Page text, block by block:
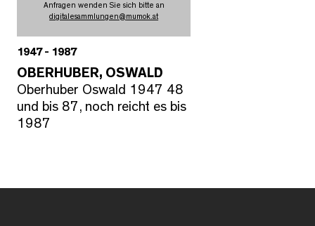
Anfragen wenden Sie sich bitte an
digitalesammlungen@mumok.at
1947 - 1987
OBERHUBER, OSWALD
Oberhuber Oswald 1947 48
und bis 87, noch reicht es bis
1987